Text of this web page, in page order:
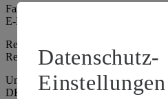
Fax: 09302 / 28 - 214
E-Mail: info@edeka.de
Registergericht: Amtsgericht
Registernummer: HRA 6164
Umsatzsteuer-Identifikationsnummer
DE261968694
Datenschutz-
Einstellungen